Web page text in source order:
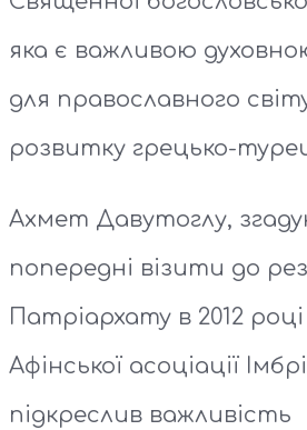
яка є важливою
для православного
розвитку грецько-
Ахмет Давутоглу,
попередні візити до
Патріархату в 2012
Афінської асоціації
підкреслив важливість